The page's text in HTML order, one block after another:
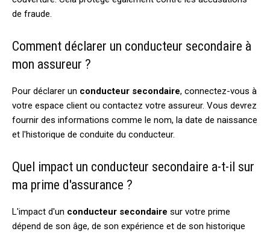
de fraude.
Comment déclarer un conducteur secondaire à
mon assureur ?
Pour déclarer un conducteur secondaire, connectez-vous à
votre espace client ou contactez votre assureur. Vous devrez
fournir des informations comme le nom, la date de naissance
et l'historique de conduite du conducteur.
Quel impact un conducteur secondaire a-t-il sur
ma prime d'assurance ?
L'impact d'un conducteur secondaire sur votre prime
dépend de son âge, de son expérience et de son historique